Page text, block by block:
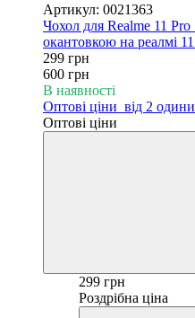
Артикул: 0021363
Чохол для Realme 11 Pro
окантовкою на реалмі
299 грн
600 грн
В наявності
Оптові ціни від 2
Оптові ціни
299 грн
Роздрібна ціна